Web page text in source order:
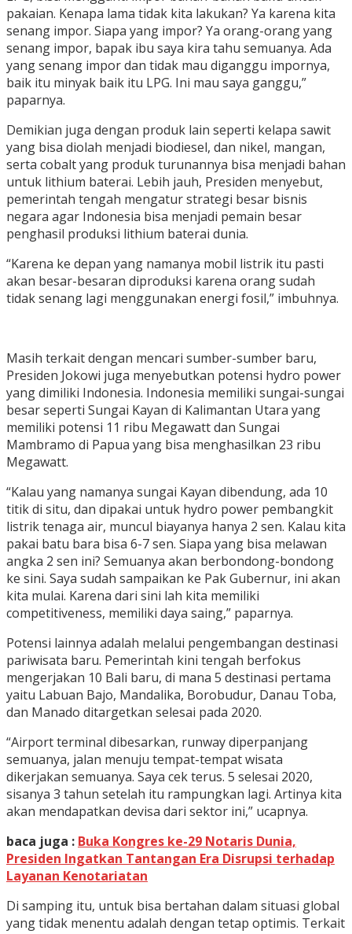
pakaian. Kenapa lama tidak kita lakukan? Ya karena kita
senang impor. Siapa yang impor? Ya orang-orang yang
senang impor, bapak ibu saya kira tahu semuanya. Ada
yang senang impor dan tidak mau diganggu impornya,
baik itu minyak baik itu LPG. Ini mau saya ganggu,”
paparnya.
Demikian juga dengan produk lain seperti kelapa sawit
yang bisa diolah menjadi biodiesel, dan nikel, mangan,
serta cobalt yang produk turunannya bisa menjadi bahan
untuk lithium baterai. Lebih jauh, Presiden menyebut,
pemerintah tengah mengatur strategi besar bisnis
negara agar Indonesia bisa menjadi pemain besar
penghasil produksi lithium baterai dunia.
“Karena ke depan yang namanya mobil listrik itu pasti
akan besar-besaran diproduksi karena orang sudah
tidak senang lagi menggunakan energi fosil,” imbuhnya.
Masih terkait dengan mencari sumber-sumber baru,
Presiden Jokowi juga menyebutkan potensi hydro power
yang dimiliki Indonesia. Indonesia memiliki sungai-sungai
besar seperti Sungai Kayan di Kalimantan Utara yang
memiliki potensi 11 ribu Megawatt dan Sungai
Mambramo di Papua yang bisa menghasilkan 23 ribu
Megawatt.
“Kalau yang namanya sungai Kayan dibendung, ada 10
titik di situ, dan dipakai untuk hydro power pembangkit
listrik tenaga air, muncul biayanya hanya 2 sen. Kalau kita
pakai batu bara bisa 6-7 sen. Siapa yang bisa melawan
angka 2 sen ini? Semuanya akan berbondong-bondong
ke sini. Saya sudah sampaikan ke Pak Gubernur, ini akan
kita mulai. Karena dari sini lah kita memiliki
competitiveness, memiliki daya saing,” paparnya.
Potensi lainnya adalah melalui pengembangan destinasi
pariwisata baru. Pemerintah kini tengah berfokus
mengerjakan 10 Bali baru, di mana 5 destinasi pertama
yaitu Labuan Bajo, Mandalika, Borobudur, Danau Toba,
dan Manado ditargetkan selesai pada 2020.
“Airport terminal dibesarkan, runway diperpanjang
semuanya, jalan menuju tempat-tempat wisata
dikerjakan semuanya. Saya cek terus. 5 selesai 2020,
sisanya 3 tahun setelah itu rampungkan lagi. Artinya kita
akan mendapatkan devisa dari sektor ini,” ucapnya.
baca juga : Buka Kongres ke-29 Notaris Dunia,
Presiden Ingatkan Tantangan Era Disrupsi terhadap
Layanan Kenotariatan
Di samping itu, untuk bisa bertahan dalam situasi global
yang tidak menentu adalah dengan tetap optimis. Terkait